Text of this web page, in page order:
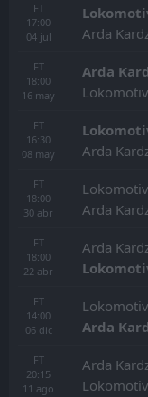
FT
17:00
04 jul
Arda
FT
18:00
16 may
Arda
FT
16:30
08 may
Arda
FT
18:00
30 abr
Arda
FT
18:00
22 abr
Arda
FT
14:00
06 dic
Arda
FT
20:15
11 ago
Arda